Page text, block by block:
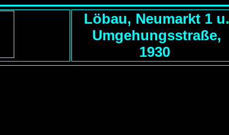
Löbau, Neumarkt 1 u.
Umgehungsstraße,
1930